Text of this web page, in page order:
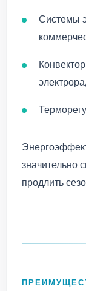
Системы
значительно
продлить